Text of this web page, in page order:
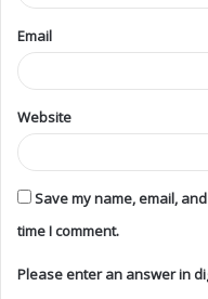
Email
Website
Save my name, email,
time I comment.
Please enter an answer in